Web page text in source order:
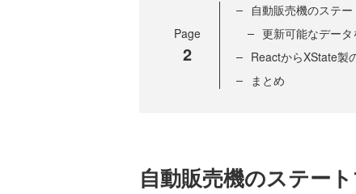
Page
2
自動販売機のステ
更新可能なデー
ReactからXState製
まとめ
自動販売機のステー